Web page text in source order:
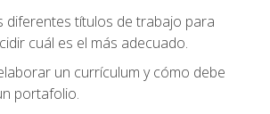
diferentes títulos de trabajo para
cuál es el más adecuado.
un currículum y cómo debe
portafolio.